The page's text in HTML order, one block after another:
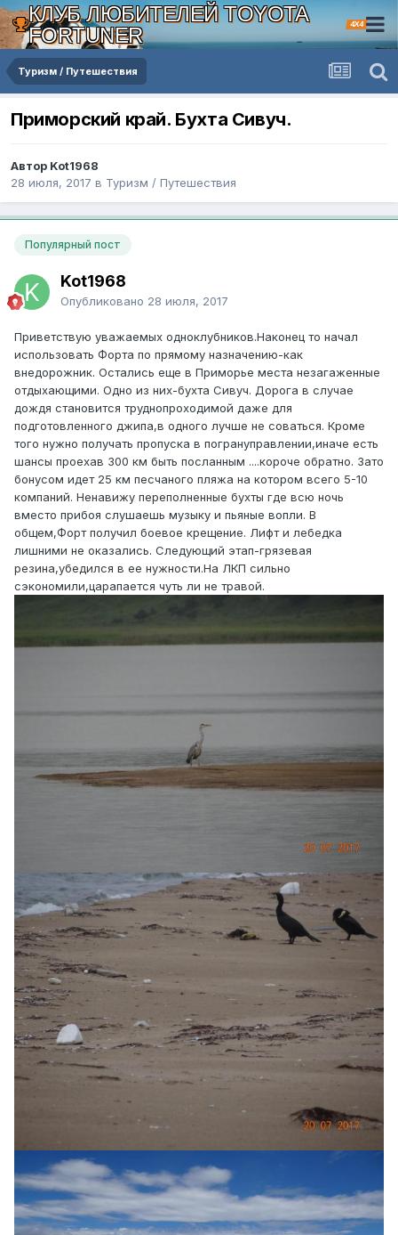
КЛУБ ЛЮБИТЕЛЕЙ TOYOTA
FORTUNER
4X4
Туризм / Путешествия
Приморский край. Бухта Сивуч.
Автор Kot1968
28 июля, 2017 в Туризм / Путешествия
Популярный пост
Kot1968
Опубликовано 28 июля, 2017
Приветствую уважаемых одноклубников.Наконец то начал
использовать Форта по прямому назначению-как
внедорожник. Остались еще в Приморье места незагаженные
отдыхающими. Одно из них-бухта Сивуч. Дорога в случае
дождя становится труднопроходимой даже для
подготовленного джипа,в одного лучше не соваться. Кроме
того нужно получать пропуска в погрануправлении,иначе есть
шансы проехав 300 км быть посланным ....короче обратно. Зато
бонусом идет 25 км песчаного пляжа на котором всего 5-10
компаний. Ненавижу переполненные бухты где всю ночь
вместо прибоя слушаешь музыку и пьяные вопли. В
общем,Форт получил боевое крещение. Лифт и лебедка
лишними не оказались. Следующий этап-грязевая
резина,убедился в ее нужности.На ЛКП сильно
сэкономили,царапается чуть ли не травой.